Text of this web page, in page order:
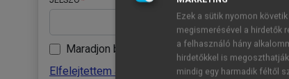
Maradjon belépve
Elfelejtettem a jelszavamat
Ezek a sütik nyomon
megismerésével a hirdetők
a felhasználó hány
hirdetőkkel is
mindig egy harmadik féltől